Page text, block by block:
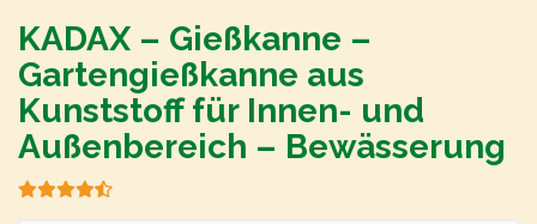
KADAX – Gießkanne –
Gartengießkanne aus
Kunststoff für Innen- und
Außenbereich – Bewässerung